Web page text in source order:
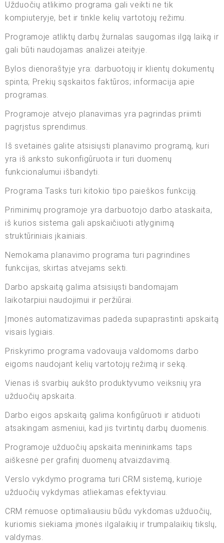
Užduočių atlikimo programa gali veikti ne tik
kompiuteryje, bet ir tinkle kelių vartotojų režimu.
Programoje atliktų darbų žurnalas saugomas ilgą laiką ir
gali būti naudojamas analizei ateityje.
Bylos dienoraštyje yra: darbuotojų ir klientų dokumentų
spinta; Prekių sąskaitos faktūros; informacija apie
programas.
Programoje atvejo planavimas yra pagrindas priimti
pagrįstus sprendimus.
Iš svetainės galite atsisiųsti planavimo programą, kuri
yra iš anksto sukonfigūruota ir turi duomenų
funkcionalumui išbandyti.
Programa Tasks turi kitokio tipo paieškos funkciją.
Priminimų programoje yra darbuotojo darbo ataskaita,
iš kurios sistema gali apskaičiuoti atlyginimą
struktūriniais įkainiais.
Nemokama planavimo programa turi pagrindines
funkcijas, skirtas atvejams sekti.
Darbo apskaitą galima atsisiųsti bandomajam
laikotarpiui naudojimui ir peržiūrai.
Įmonės automatizavimas padeda supaprastinti apskaitą
visais lygiais.
Priskyrimo programa vadovauja valdomoms darbo
eigoms naudojant kelių vartotojų režimą ir seką.
Vienas iš svarbių aukšto produktyvumo veiksnių yra
užduočių apskaita.
Darbo eigos apskaitą galima konfigūruoti ir atiduoti
atsakingam asmeniui, kad jis tvirtintų darbų duomenis.
Programoje užduočių apskaita menininkams taps
aiškesnė per grafinį duomenų atvaizdavimą.
Verslo vykdymo programa turi CRM sistemą, kurioje
užduočių vykdymas atliekamas efektyviau.
CRM rėmuose optimaliausiu būdu vykdomas užduočių,
kuriomis siekiama įmonės ilgalaikių ir trumpalaikių tikslų,
valdymas.